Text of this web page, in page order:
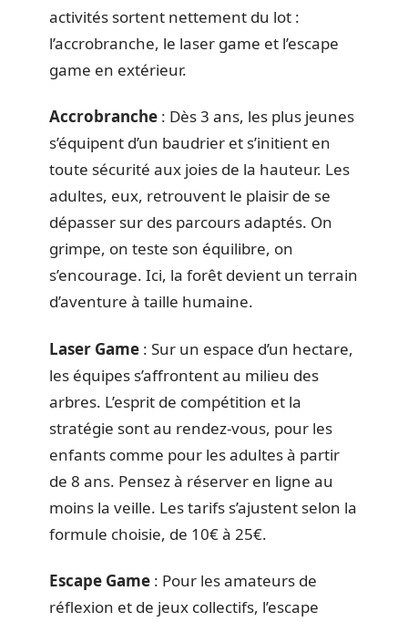
activités sortent nettement du lot :
l’accrobranche, le laser game et l’escape
game en extérieur.
Accrobranche : Dès 3 ans, les plus jeunes
s’équipent d’un baudrier et s’initient en
toute sécurité aux joies de la hauteur. Les
adultes, eux, retrouvent le plaisir de se
dépasser sur des parcours adaptés. On
grimpe, on teste son équilibre, on
s’encourage. Ici, la forêt devient un terrain
d’aventure à taille humaine.
Laser Game : Sur un espace d’un hectare,
les équipes s’affrontent au milieu des
arbres. L’esprit de compétition et la
stratégie sont au rendez-vous, pour les
enfants comme pour les adultes à partir
de 8 ans. Pensez à réserver en ligne au
moins la veille. Les tarifs s’ajustent selon la
formule choisie, de 10€ à 25€.
Escape Game : Pour les amateurs de
réflexion et de jeux collectifs, l’escape